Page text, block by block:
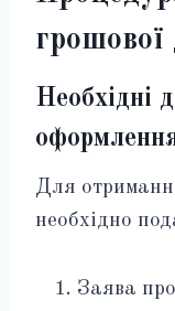
грошової
Необхідні
Для
необхідно
Заява